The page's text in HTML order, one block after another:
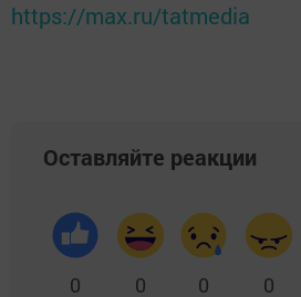
https://max.ru/tatmedia
Оставляйте реакции
0 0 0 0